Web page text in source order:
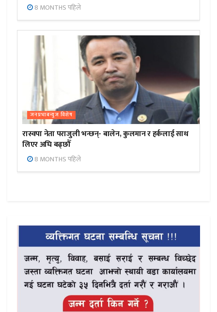
8 MONTHS पहिले
जनप्रभाबन्युज विशेष
रास्वपा नेता पराजुली भन्छन्- बालेन, कुलमान र हर्कलाई साथ
लिएर अघि बढ्छौँ
8 MONTHS पहिले